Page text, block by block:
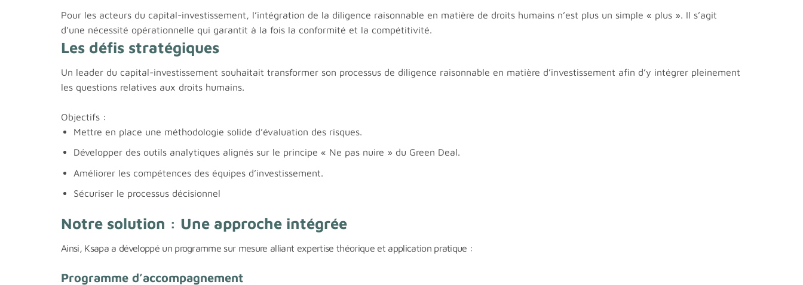
Pour les acteurs du capital-investissement, l’intégration de la diligence raisonnable en matière de droits humains n’est plus un simple « plus ». Il s’agit
d’une nécessité opérationnelle qui garantit à la fois la conformité et la compétitivité.
Les défis stratégiques
Un leader du capital-investissement souhaitait transformer son processus de diligence raisonnable en matière d’investissement afin d’y intégrer pleinement
les questions relatives aux droits humains.
Objectifs :
Mettre en place une méthodologie solide d’évaluation des risques.
Développer des outils analytiques alignés sur le principe « Ne pas nuire » du Green Deal.
Améliorer les compétences des équipes d’investissement.
Sécuriser le processus décisionnel
Notre solution : Une approche intégrée
Ainsi, Ksapa a développé un programme sur mesure alliant expertise théorique et application pratique :
Programme d’accompagnement